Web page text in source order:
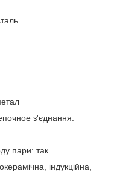
з'єднання.
пари: так.
індукційна,